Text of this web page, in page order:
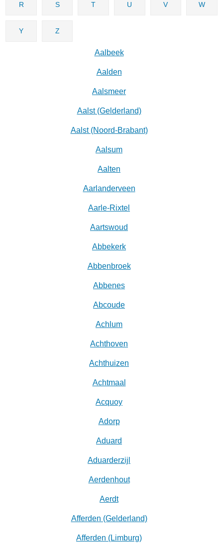
R S T U V W
Y Z
Aalbeek
Aalden
Aalsmeer
Aalst (Gelderland)
Aalst (Noord-Brabant)
Aalsum
Aalten
Aarlanderveen
Aarle-Rixtel
Aartswoud
Abbekerk
Abbenbroek
Abbenes
Abcoude
Achlum
Achthoven
Achthuizen
Achtmaal
Acquoy
Adorp
Aduard
Aduarderzijl
Aerdenhout
Aerdt
Afferden (Gelderland)
Afferden (Limburg)